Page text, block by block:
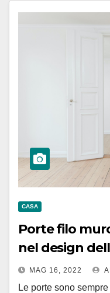
CASA
Porte filo
nel design
MAG 16, 2022
Le porte sono